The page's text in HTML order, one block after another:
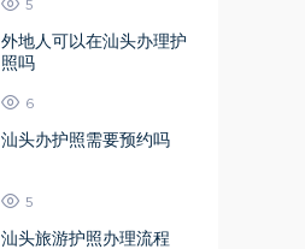
5
外地人可以在汕头办理护
照吗
6
汕头办护照需要预约吗
5
汕头旅游护照办理流程